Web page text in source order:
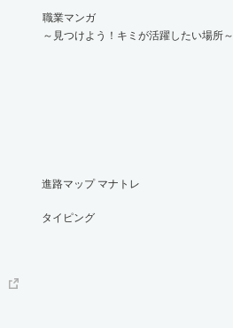
職業マンガ
～見つけよう！キミが活躍したい場所～
進路マップ マナトレ
タイピング